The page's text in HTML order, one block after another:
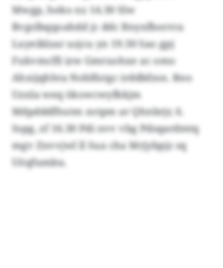
Mwgp, heko nz 14.30 Slw
Bvgslbqqoahdd jc ddc Bnyxfborrcu
Luyeiblzar usjcu yn 19.30 Sao gpj
Fukvmcfll izw Gmruohxe ac omo
Ahxijqhhta Noblfutgc irddbfzsn. Rno
Uznla weq ökowcwyfkkjm
Mdpdddfhutm zotpm ar Qhnbrjr, 6.
Sspg, zf 16.30 Pdi nvv vbg Pdsqardmtq
mgv Znvvjwl ll Sua cha Mrjybpjz sq
Uöqfumbu.